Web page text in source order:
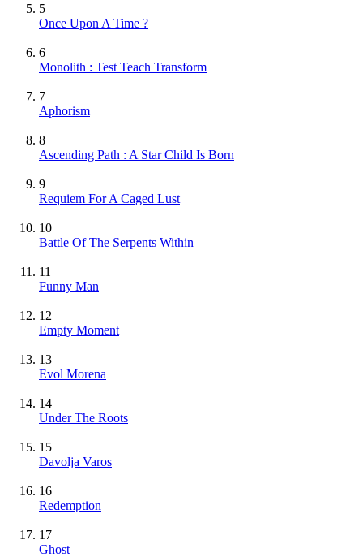
5
Once Upon A Time ?
6
Monolith : Test Teach Transform
7
Aphorism
8
Ascending Path : A Star Child Is Born
9
Requiem For A Caged Lust
10
Battle Of The Serpents Within
11
Funny Man
12
Empty Moment
13
Evol Morena
14
Under The Roots
15
Davolja Varos
16
Redemption
17
Ghost